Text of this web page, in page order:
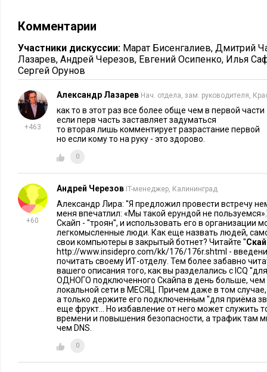
- завышение объемов скрытых работ, применение более
производстве
- завышение объемом ввезенного, вывезенного грунта
2. Завышение сметы
- применение повышающих коэффициентов
- применение коэффициентов на стесненные условия труда
3. Некачественное выполнение работ
И методы борьбы с ними:
- любая смета должна составляться строго по
технического задания обязательно проводится
этого не сделаете, будьте уверены, вам продадут то, что у
- самостоятельно рассчитывайте сметную стоимость
расчета грамотного специалиста, и торгуйтесь вниз от
случай, когда шесть компаний предложили стоимость
предложений был выше по цене в разы.
- должна оцениваться фактически выполненная работа, и
подписываться акты выполненных работ. А если подрядчик
сметой, выбросите ее, или пусть оформить ее на
работ. Вы платите не за то, что написано в смете, а за те
Комментарии
Участники дискуссии: Марат Бисенгалиев, Дмитрий
Лазарев, Андрей Черезов, Евгений Осипенко, Илья
Сергей Орунов
+463
Александр Лазарев Нач. отдела, зам. руководителя,
как то в этот раз все более обще чем в первой части
если перв часть заставляет задуматься
то вторая лишь комментирует разрастание первой
но если кому то на руку - это здорово.
0
+60
Андрей Черезов IT-менеджер, Калининград
Александр Лира: ''Я предложил провести встречу
меня впечатлил: «Мы такой ерундой не
Скайп - ''троян'', и использовать его в организации
легкомысленные люди. Как еще назвать людей,
свои компьютеры в закрытый ботнет? Читайте ''
http://www.insidepro.com/kk/176/176r.shtml -
почитать своему ИТ-отделу. Тем более забавно
вашего описания того, как вы разделались с ICQ
ОДНОГО подключенного Скайпа в день больше,
локальной сети в МЕСЯЦ. Причем даже в том
а только держите его подключенным ''для приёма
еще фрукт... Но избавление от него может служить
времени и повышения безопасности, а трафик
чем DNS.
0